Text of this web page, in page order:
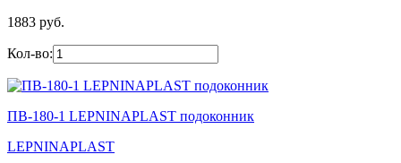
1883 руб.
Кол-во:
ПВ-180-1 LEPNINAPLAST подоконник
LEPNINAPLAST